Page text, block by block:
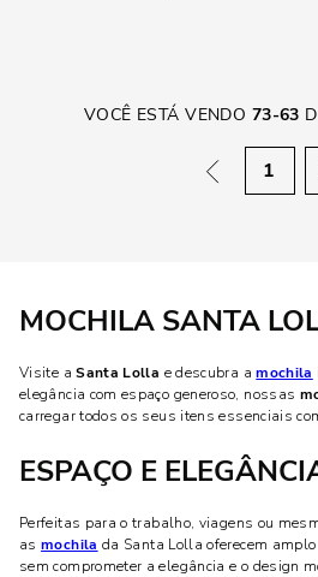
VOCÊ ESTÁ VENDO 73-63
1
MOCHILA SANTA
Visite aSanta Lolla e descubra amochila
elegância com espaço generoso, nossas
carregar todos os seus itens essenciais
ESPAÇO E
Perfeitas para o trabalho, viagens ou
asmochila da Santa Lolla oferecem
sem comprometer a elegância e o design